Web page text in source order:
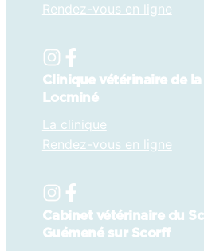
Rendez-vous en ligne
Clinique vétérinaire de
Locminé
La clinique
Rendez-vous en ligne
Cabinet vétérinaire du
Guémené sur Scorff